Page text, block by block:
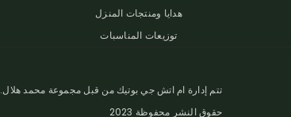
هدايا ومنتجات المنزل
توزيعات المناسبات
تتم إدارة ام اتش جي بوتيك من قبل مجموعة محمد هلال.
حقوق النشر محفوظة 2023